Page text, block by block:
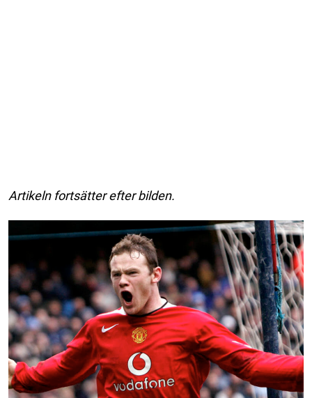
Artikeln fortsätter efter bilden.